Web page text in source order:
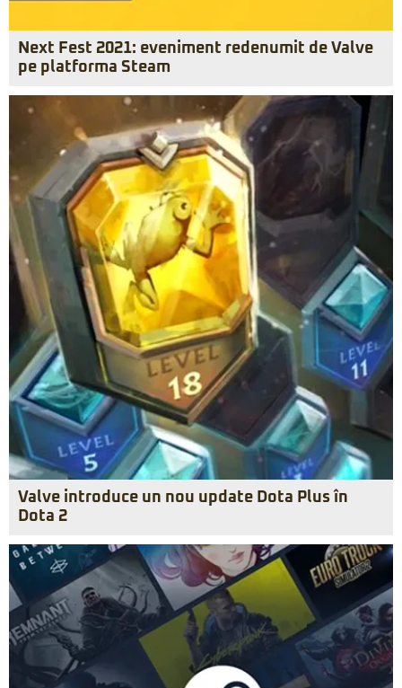
Next Fest 2021: eveniment redenumit de Valve
pe platforma Steam
Valve introduce un nou update Dota Plus în
Dota 2